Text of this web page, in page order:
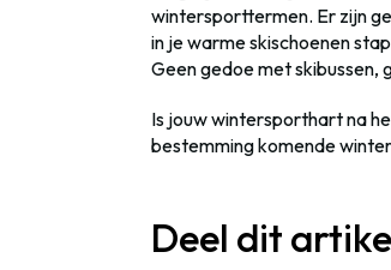
wintersporttermen. Er zijn
in je warme skischoenen
Geen gedoe met skibussen,
Is jouw wintersporthart na
bestemming komende
Deel dit